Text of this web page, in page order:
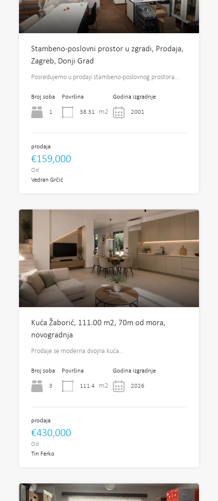
Stambeno-poslovni prostor u zgradi, Prodaja,
Zagreb, Donji Grad
Posredujemo u prodaji stambeno-poslovnog prostora…
Broj soba
1
Površina
38.31 m2
Godina izgradnje
2001
prodaja
€159,000
Od
Vedran Grčić
Kuća Žaborić, 111.00 m2, 70m od mora,
novogradnja
Prodaje se moderna dvojna kuća…
Broj soba
3
Površina
111.4 m2
Godina izgradnje
2026
prodaja
€430,000
Od
Tin Ferko